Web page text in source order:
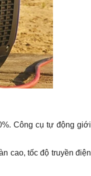
Công cụ tự động giới
cao, tốc độ truyền điện